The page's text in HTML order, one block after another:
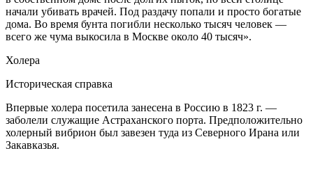
начали убивать врачей. Под раздачу попали и просто богатые
дома. Во время бунта погибли несколько тысяч человек —
всего же чума выкосила в Москве около 40 тысяч».
Холера
Историческая справка
Впервые холера посетила занесена в Россию в 1823 г. —
заболели служащие Астраханского порта. Предположительно
холерный вибрион был завезен туда из Северного Ирана или
Закавказья.